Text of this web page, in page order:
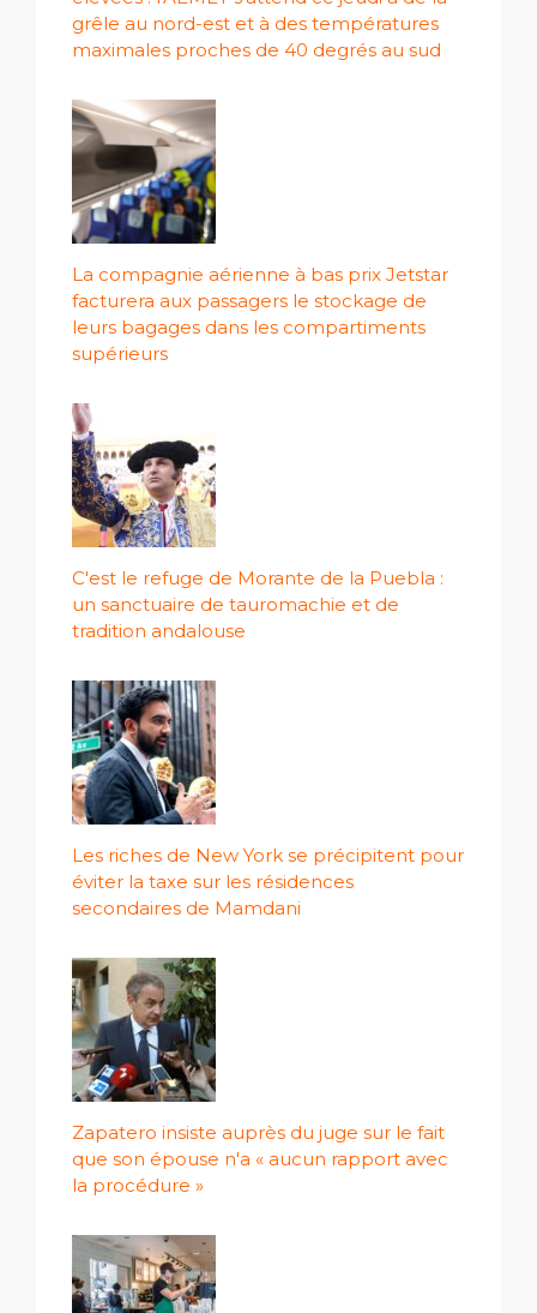
grêle au nord-est et à des températures
maximales proches de 40 degrés au sud
La compagnie aérienne à bas prix Jetstar
facturera aux passagers le stockage de
leurs bagages dans les compartiments
supérieurs
C'est le refuge de Morante de la Puebla :
un sanctuaire de tauromachie et de
tradition andalouse
Les riches de New York se précipitent pour
éviter la taxe sur les résidences
secondaires de Mamdani
Zapatero insiste auprès du juge sur le fait
que son épouse n'a « aucun rapport avec
la procédure »